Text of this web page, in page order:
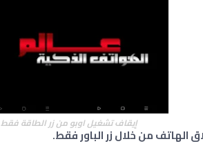
إيقاف تشغيل اوبو من زر الطاقة فقط
الهاتف من خلال زر الباور فقط.